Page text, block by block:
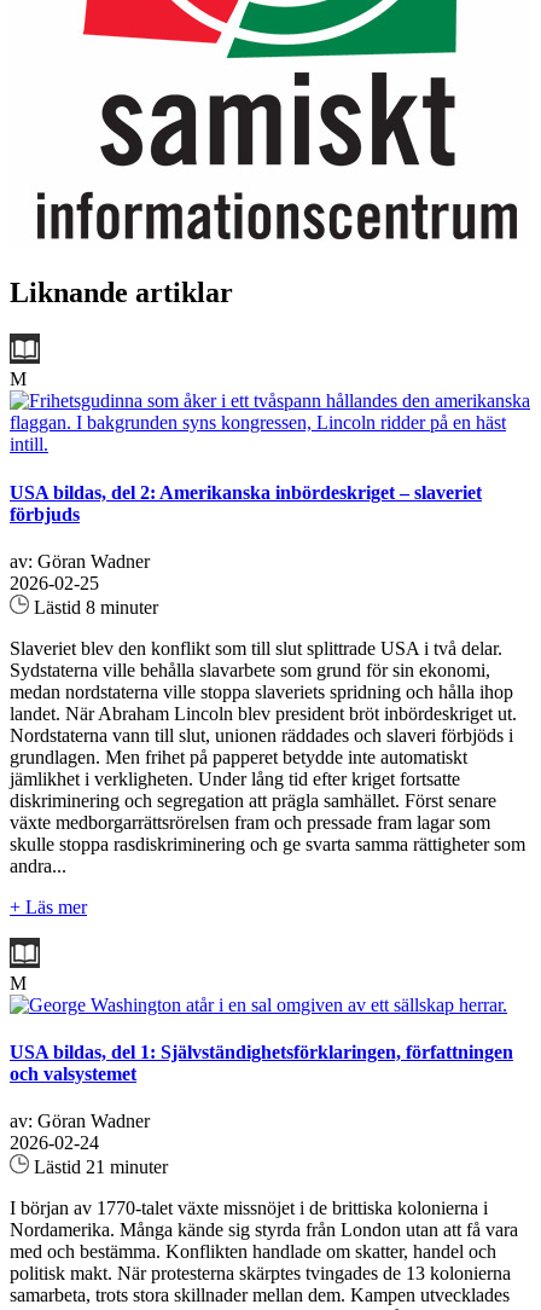
Liknande artiklar
M
USA bildas, del 2: Amerikanska inbördeskriget – slaveriet
förbjuds
av: Göran Wadner
2026-02-25
Lästid 8 minuter
Slaveriet blev den konflikt som till slut splittrade USA i två delar.
Sydstaterna ville behålla slavarbete som grund för sin ekonomi,
medan nordstaterna ville stoppa slaveriets spridning och hålla ihop
landet. När Abraham Lincoln blev president bröt inbördeskriget ut.
Nordstaterna vann till slut, unionen räddades och slaveri förbjöds i
grundlagen. Men frihet på papperet betydde inte automatiskt
jämlikhet i verkligheten. Under lång tid efter kriget fortsatte
diskriminering och segregation att prägla samhället. Först senare
växte medborgarrättsrörelsen fram och pressade fram lagar som
skulle stoppa rasdiskriminering och ge svarta samma rättigheter som
andra...
+ Läs mer
M
USA bildas, del 1: Självständighetsförklaringen, författningen
och valsystemet
av: Göran Wadner
2026-02-24
Lästid 21 minuter
I början av 1770-talet växte missnöjet i de brittiska kolonierna i
Nordamerika. Många kände sig styrda från London utan att få vara
med och bestämma. Konflikten handlade om skatter, handel och
politisk makt. När protesterna skärptes tvingades de 13 kolonierna
samarbeta, trots stora skillnader mellan dem. Kampen utvecklades